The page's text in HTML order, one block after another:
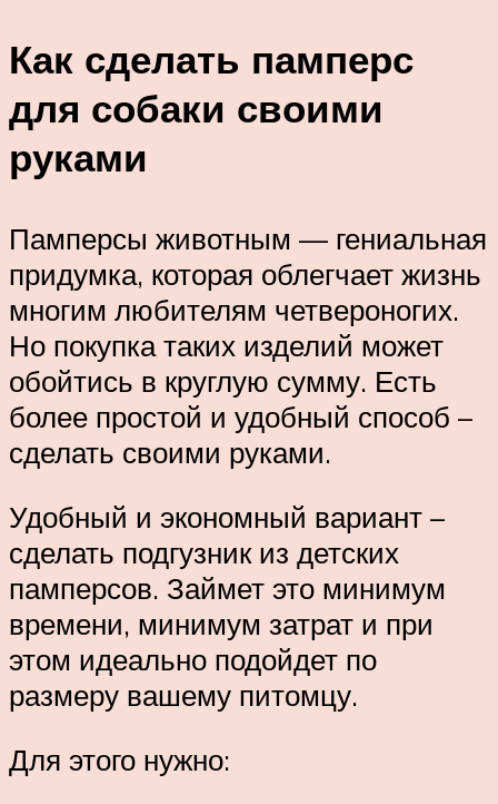
Как сделать памперс
для собаки своими
руками
Памперсы животным — гениальная
придумка, которая облегчает жизнь
многим любителям четвероногих.
Но покупка таких изделий может
обойтись в круглую сумму. Есть
более простой и удобный способ –
сделать своими руками.
Удобный и экономный вариант –
сделать подгузник из детских
памперсов. Займет это минимум
времени, минимум затрат и при
этом идеально подойдет по
размеру вашему питомцу.
Для этого нужно: